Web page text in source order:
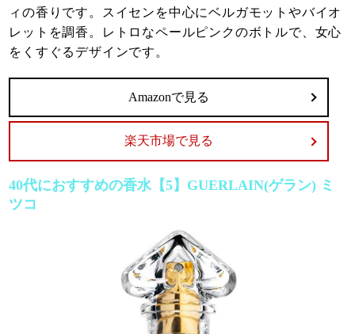
ィの香りです。スイセンを中心にベルガモットやバイオ
レットを調香。レトロなペールピンクのボトルで、女心
をくすぐるデザインです。
Amazonで見る
楽天市場で見る
40代におすすめの香水【5】GUERLAIN(ゲラン) ミ
ツコ